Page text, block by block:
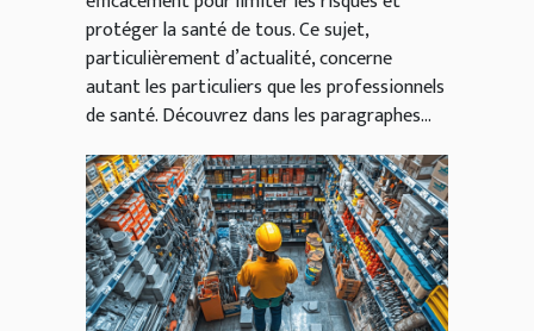
protéger la santé de tous. Ce sujet,
particulièrement d’actualité, concerne
autant les particuliers que les professionnels
de santé. Découvrez dans les paragraphes...